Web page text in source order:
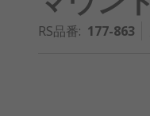
RS品番: 177-863